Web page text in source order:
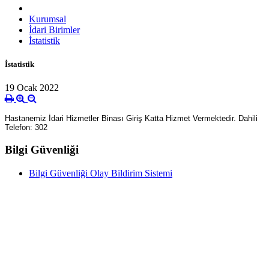
Kurumsal
İdari Birimler
İstatistik
İstatistik
19 Ocak 2022
Hastanemiz İdari Hizmetler Binası Giriş Katta Hizmet Vermektedir. Dahili
Telefon: 302
Bilgi Güvenliği
Bilgi Güvenliği Olay Bildirim Sistemi